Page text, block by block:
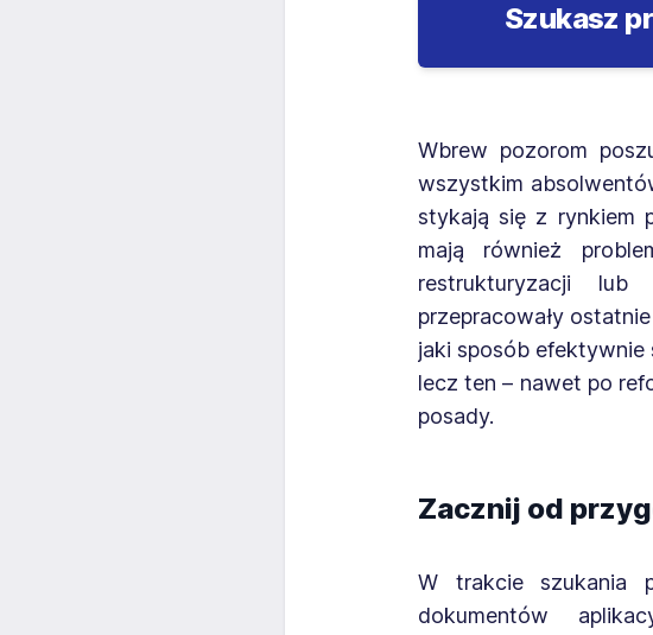
Szukasz
Wbrew pozorom
wszystkim
stykają się z rynkiem
mają również
restrukturyzacji
przepracowały
jaki sposób efektywnie
lecz ten – nawet po
posady.
Zacznij od
W trakcie szukania
dokumentów